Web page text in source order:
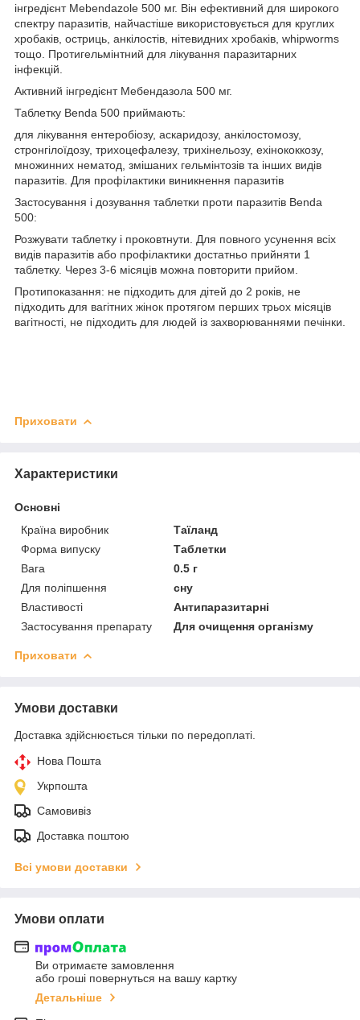
інгредієнт Mebendazole 500 мг. Він ефективний для широкого
спектру паразитів, найчастіше використовується для круглих
хробаків, остриць, анкілостів, нітевидних хробаків, whipworms
тощо. Протигельмінтний для лікування паразитарних
інфекцій.
Активний інгредієнт Мебендазола 500 мг.
Таблетку Benda 500 приймають:
для лікування ентеробіозу, аскаридозу, анкілостомозу,
стронгілоїдозу, трихоцефалезу, трихінельозу, ехінококкозу,
множинних нематод, змішаних гельмінтозів та інших видів
паразитів. Для профілактики виникнення паразитів
Застосування і дозування таблетки проти паразитів Benda
500:
Розжувати таблетку і проковтнути. Для повного усунення всіх
видів паразитів або профілактики достатньо прийняти 1
таблетку. Через 3-6 місяців можна повторити прийом.
Протипоказання: не підходить для дітей до 2 років, не
підходить для вагітних жінок протягом перших трьох місяців
вагітності, не підходить для людей із захворюваннями печінки.
Приховати
Характеристики
Основні
Країна виробник
Таїланд
Форма випуску
Таблетки
Вага
0.5 г
Для поліпшення
сну
Властивості
Антипаразитарні
Застосування препарату
Для очищення організму
Приховати
Умови доставки
Доставка здійснюється тільки по передоплаті.
Нова Пошта
Укрпошта
Самовивіз
Доставка поштою
Всі умови доставки
Умови оплати
Ви отримаєте замовлення
або гроші повернуться на вашу картку
Детальніше